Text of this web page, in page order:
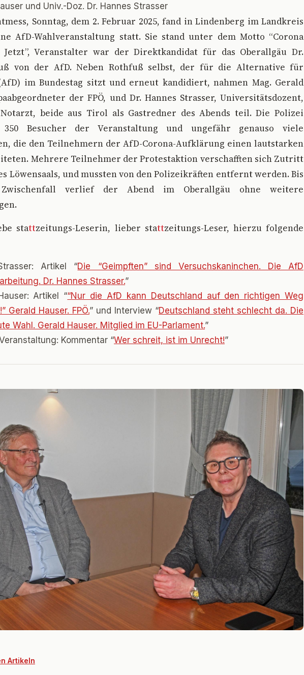
und Univ.-Doz. Dr. Hannes Strasser
Sonntag, dem 2. Februar 2025, fand in Lindenberg im Landkreis
AfD-Wahlveranstaltung statt. Sie stand unter dem Motto “Corona
Veranstalter war der Direktkandidat für das Oberallgäu Dr.
von der AfD. Neben Rothfuß selbst, der für die Alternative für
im Bundestag sitzt und erneut kandidiert, nahmen Mag. Gerald
der FPÖ, und Dr. Hannes Strasser, Universitätsdozent,
beide aus Tirol als Gastredner des Abends teil. Die Polizei
Besucher der Veranstaltung und ungefähr genauso viele
die den Teilnehmern der AfD-Corona-Aufklärung einen lautstarken
Mehrere Teilnehmer der Protestaktion verschafften sich Zutritt
Löwensaals, und mussten von den Polizeikräften entfernt werden. Bis
verlief der Abend im Oberallgäu ohne weitere
stattzeitungs-Leserin, lieber stattzeitungs-Leser, hierzu folgende
Artikel “Die “Geimpften” sind Versuchskaninchen. Die AfD
Dr. Hannes Strasser.”
Artikel ““Nur die AfD kann Deutschland auf den richtigen Weg
Gerald Hauser. FPÖ.” und Interview “Deutschland steht schlecht da. Die
Wahl. Gerald Hauser. Mitglied im EU-Parlament.”
Kommentar “Wer schreit, ist im Unrecht!”
Artikeln